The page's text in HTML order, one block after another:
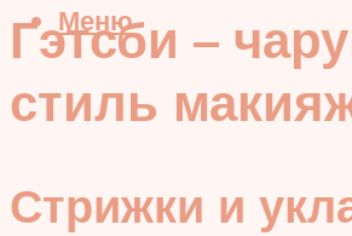
Меню
Гэтсби –
стиль
Стрижки и